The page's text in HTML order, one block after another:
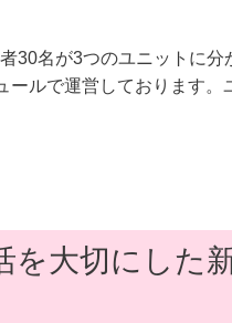
30名が3つのユニットに
ルで運営しております。
を大切にした